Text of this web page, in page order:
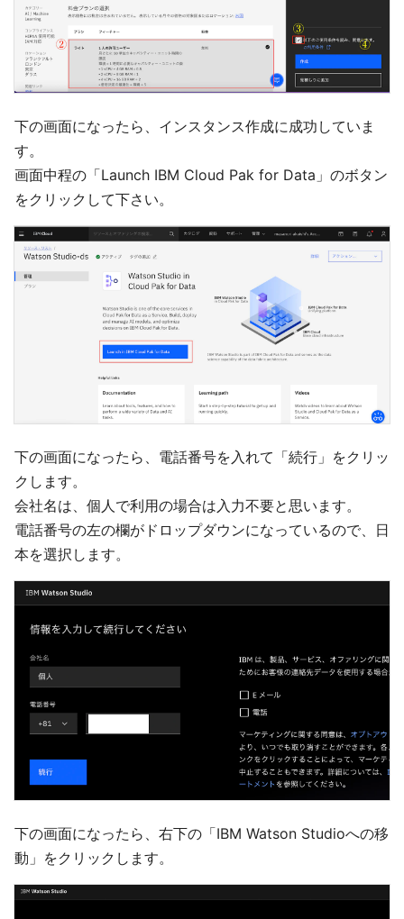
下の画面になったら、インスタンス作成に成功していま
す。
画面中程の「Launch IBM Cloud Pak for Data」のボタン
をクリックして下さい。
下の画面になったら、電話番号を入れて「続行」をクリッ
クします。
会社名は、個人で利用の場合は入力不要と思います。
電話番号の左の欄がドロップダウンになっているので、日
本を選択します。
下の画面になったら、右下の「IBM Watson Studioへの移
動」をクリックします。